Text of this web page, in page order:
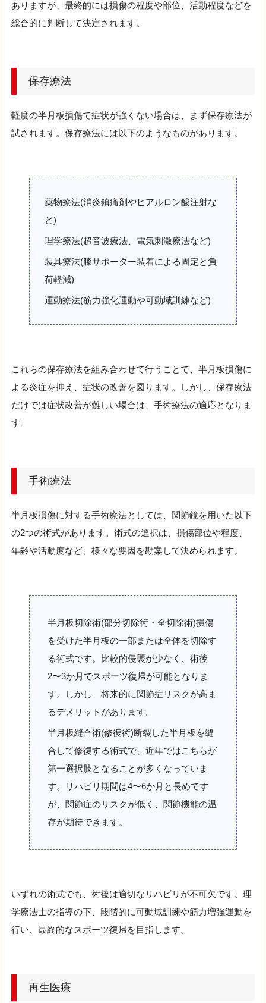
ありますが、最終的には損傷の程度や部位、活動程度などを
総合的に判断して決定されます。
保存療法
軽度の半月板損傷で症状が強くない場合は、まず保存療法が
試されます。保存療法には以下のようなものがあります。
薬物療法(消炎鎮痛剤やヒアルロン酸注射な
ど)
理学療法(超音波療法、電気刺激療法など)
装具療法(膝サポーター装着による固定と負
荷軽減)
運動療法(筋力強化運動や可動域訓練など)
これらの保存療法を組み合わせて行うことで、半月板損傷に
よる炎症を抑え、症状の改善を図ります。しかし、保存療法
だけでは症状改善が難しい場合は、手術療法の適応となりま
す。
手術療法
半月板損傷に対する手術療法としては、関節鏡を用いた以下
の2つの術式があります。術式の選択は、損傷部位や程度、
年齢や活動度など、様々な要因を勘案して決められます。
半月板切除術(部分切除術・全切除術)損傷
を受けた半月板の一部または全体を切除す
る術式です。比較的侵襲が少なく、術後
2〜3か月でスポーツ復帰が可能となりま
す。しかし、将来的に関節症リスクが高ま
るデメリットがあります。
半月板縫合術(修復術)断裂した半月板を縫
合して修復する術式で、近年ではこちらが
第一選択肢となることが多くなっていま
す。リハビリ期間は4〜6か月と長めです
が、関節症のリスクが低く、関節機能の温
存が期待できます。
いずれの術式でも、術後は適切なリハビリが不可欠です。理
学療法士の指導の下、段階的に可動域訓練や筋力増強運動を
行い、最終的なスポーツ復帰を目指します。
再生医療